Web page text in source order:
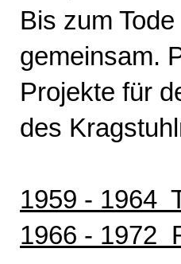
Bis zum
gemeinsam.
Projekte für
des
1959 - 1964
1966 - 1972